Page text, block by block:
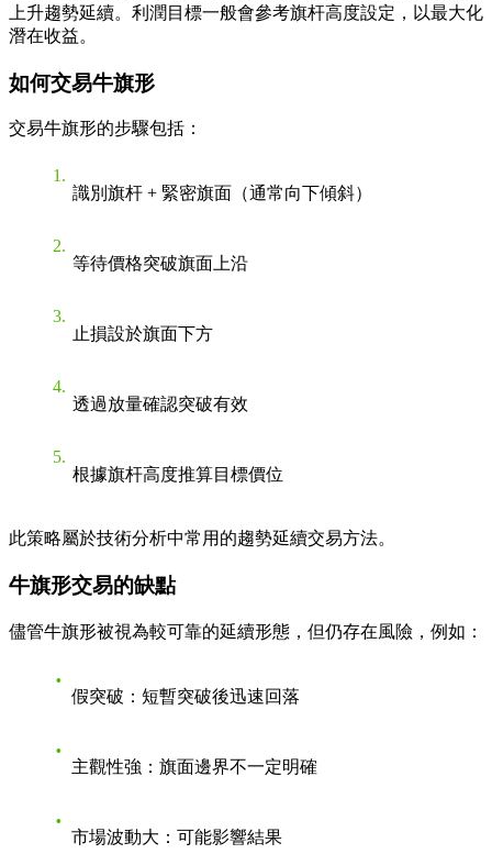
上升趨勢延續。利潤目標一般會參考旗杆高度設定，以最大化
潛在收益。
如何交易牛旗形
交易牛旗形的步驟包括：
識別旗杆 + 緊密旗面（通常向下傾斜）
等待價格突破旗面上沿
止損設於旗面下方
透過放量確認突破有效
根據旗杆高度推算目標價位
此策略屬於技術分析中常用的趨勢延續交易方法。
牛旗形交易的缺點
儘管牛旗形被視為較可靠的延續形態，但仍存在風險，例如：
假突破 ：短暫突破後迅速回落
主觀性強 ：旗面邊界不一定明確
市場波動大 ：可能影響結果